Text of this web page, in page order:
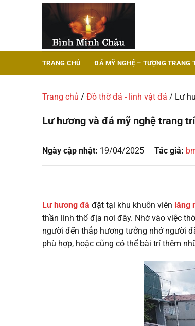
TRANG CHỦ ĐÁ MỸ NGHỆ – TƯỢNG TRANG
Trang chủ / Đồ thờ đá - linh vật đá / Lư
Lư hương và đá mỹ nghệ trang
Ngày cập nhật: 19/04/2025 Tác giả:
Lư hương đá đặt tại khu khuôn viên lăng
thần linh thổ địa nơi đây. Nhờ vào việc
người đến thắp hương tưởng nhớ người
phù hợp, hoặc cũng có thể bài trí thêm